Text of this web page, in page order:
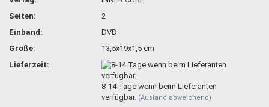
Seiten:
2
Einband:
DVD
Größe:
13,5x19x1,5 cm
Lieferzeit:
8-14 Tage wenn beim Lieferanten
verfügbar. (Ausland abweichend)